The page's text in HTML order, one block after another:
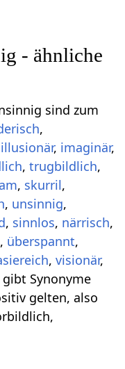
- ähnliche
sind zum
,
illusionär, imaginär,
,trugbildlich,
, skurril,
, unsinnig,
, sinnlos, närrisch,
, überspannt,
,visionär,
gibt Synonyme
gelten, also